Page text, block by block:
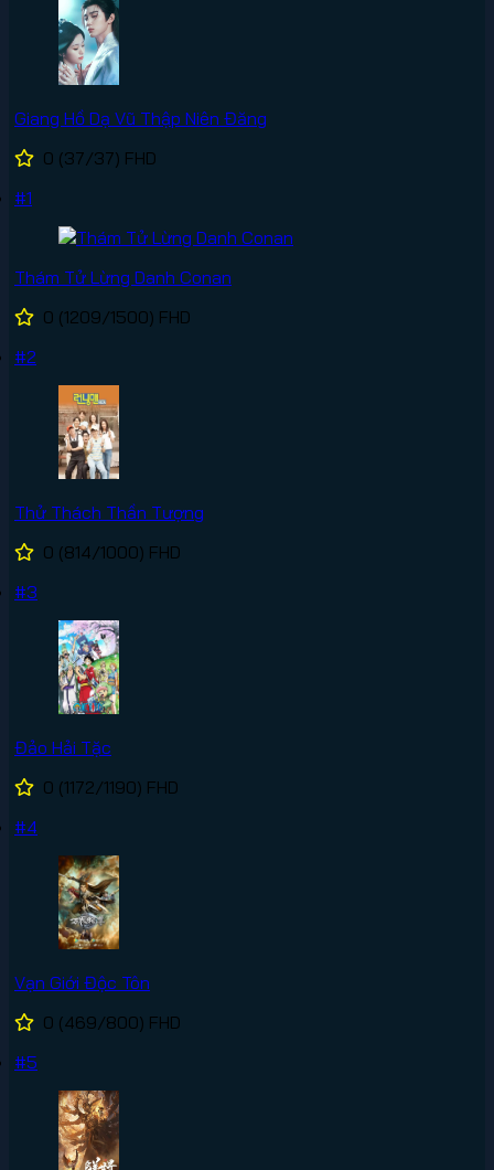
Giang Hồ Dạ Vũ Thập Niên Đăng
0 (37/37) FHD
#1
Thám Tử Lừng Danh Conan
0 (1209/1500) FHD
#2
Thử Thách Thần Tượng
0 (814/1000) FHD
#3
Đảo Hải Tặc
0 (1172/1190) FHD
#4
Vạn Giới Độc Tôn
0 (469/800) FHD
#5